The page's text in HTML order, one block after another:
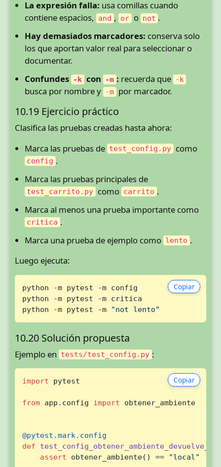
La expresión falla: usa comillas cuando
contiene espacios,
and , or o not .
Hay demasiados marcadores: conserva solo
los que aportan valor real para seleccionar o
documentar.
Confundes -k con -m : recuerda que -k
busca por nombre y -m por marcador.
10.19 Ejercicio práctico
Clasifica las pruebas creadas hasta ahora:
Marca las pruebas de test_config.py como
config .
Marca las pruebas principales de
test_carrito.py como carrito .
Marca al menos una prueba importante como
critica .
Marca una prueba de ejemplo como lento .
Luego ejecuta:
Copiar
python -m pytest -m config
python -m pytest -m critica
python -m pytest -m
"not lento"
10.20 Solución propuesta
Ejemplo en tests/test_config.py :
Copiar
import pytest
from app.config import obtener_ambiente
@pytest.mark.config
def
assert obtener_ambiente() == "local"